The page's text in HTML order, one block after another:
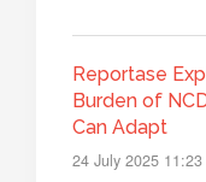
Reportase
Burden of
Can Adapt
24 July 2025 11:23